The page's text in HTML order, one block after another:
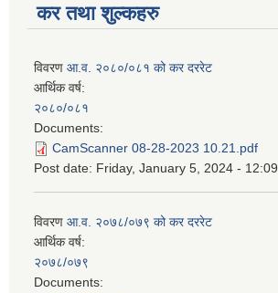
कर तथा शुल्कहरु
विवरण आ.व. २०८०/०८१ को कर दररेट
आर्थिक वर्ष:
२०८०/०८१
Documents:
CamScanner 08-28-2023 10.21.pdf
Post date: Friday, January 5, 2024 - 12:09
विवरण आ.व. २०७८/०७९ को कर दररेट
आर्थिक वर्ष:
२०७८/०७९
Documents: